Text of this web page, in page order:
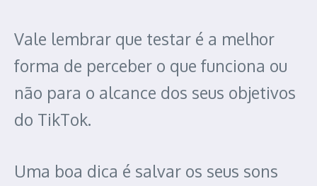
Vale lembrar que testar é a melhor
forma de perceber o que funciona ou
não para o alcance dos seus objetivos
do TikTok.
Uma boa dica é salvar os seus sons